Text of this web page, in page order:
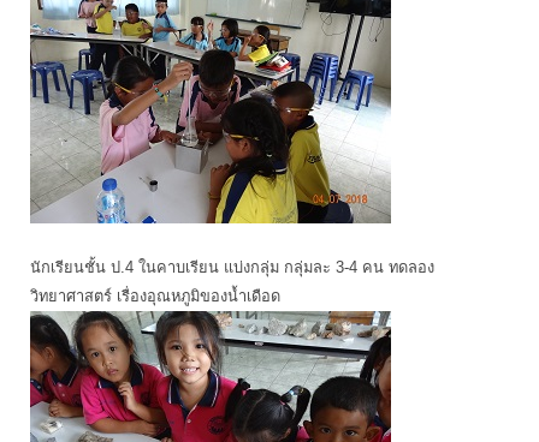
นักเรียนชั้น ป.4 ในคาบเรียน แบ่งกลุ่ม กลุ่มละ 3-4 คน ทดลอง
วิทยาศาสตร์ เรื่องอุณหภูมิของน้ำเดือด